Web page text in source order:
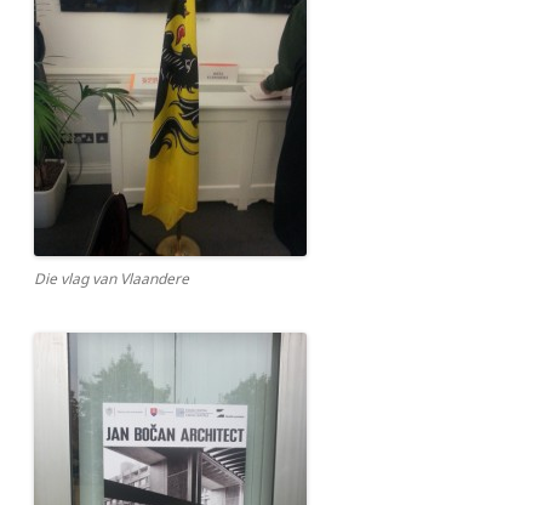
Die vlag van Vlaandere